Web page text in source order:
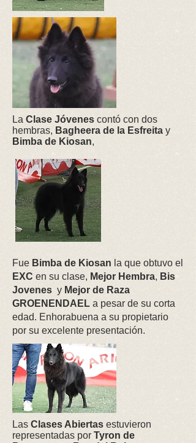
La Clase Jóvenes contó con dos
hembras, Bagheera de la Esfreita y
Bimba de Kiosan,
Fue Bimba de Kiosan la que obtuvo el
EXC en su clase, Mejor Hembra, Bis
Jovenes y Mejor de Raza
GROENENDAEL a pesar de su corta
edad. Enhorabuena a su propietario
por su excelente presentación.
Las Clases Abiertas estuvieron
representadas por Tyron de